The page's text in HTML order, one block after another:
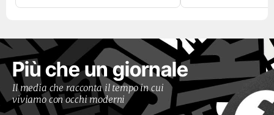
Più che un giornale
Il media che racconta il tempo in cui
viviamo con occhi moderni